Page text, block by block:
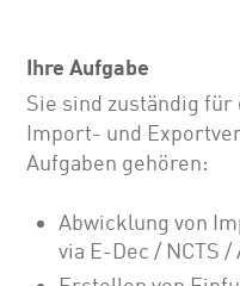
Ihre Aufgabe
Sie sind zuständig
Import- und
Aufgaben gehören:
Abwicklung von
via E-Dec / NCTS /